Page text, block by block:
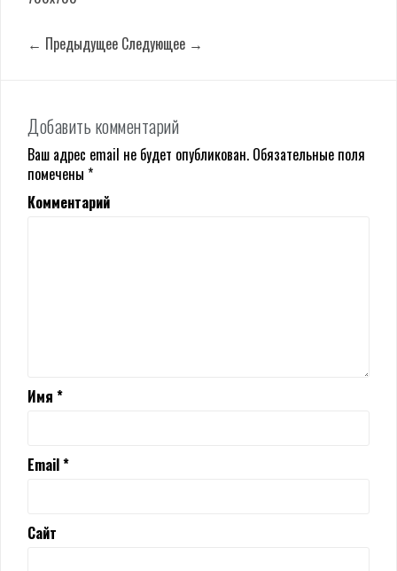
← Предыдущее Следующее →
Добавить комментарий
Ваш адрес email не будет опубликован. Обязательные поля
помечены *
Комментарий
Имя *
Email*
Сайт